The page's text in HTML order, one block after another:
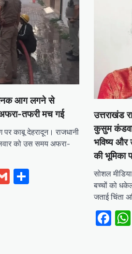
आग लगने से
अफरा-तफरी मच गई
काबू देहरादून। राजधानी
को उस समय अफरा-
Gmail
उत्तराखंड
कुसुम
भविष्य और
की भूमिका
सोशल
बच्चों को
जताई चिंता